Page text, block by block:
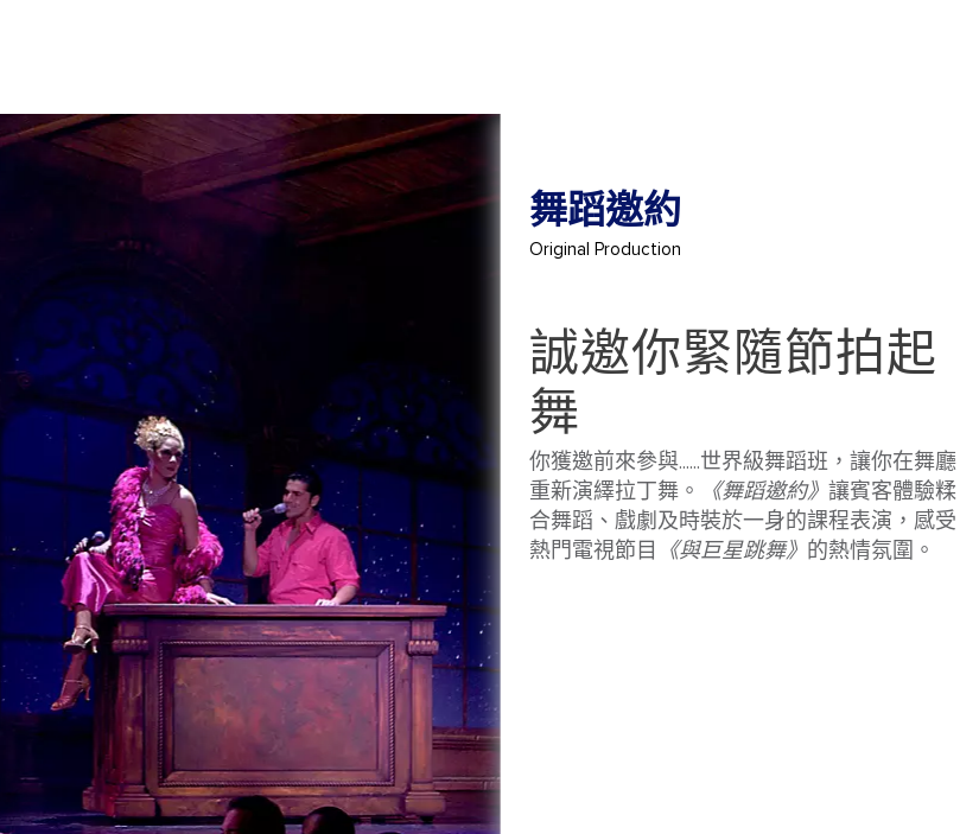
舞蹈邀約
Original Production
誠邀你緊隨節拍起
舞
你獲邀前來參與......世界級舞蹈班，讓你在舞廳
重新演繹拉丁舞。
《舞蹈邀約》 讓賓客體驗糅
合舞蹈、戲劇及時裝於一身的課程表演，感受
熱門電視節目
《與巨星跳舞》 的熱情氛圍。